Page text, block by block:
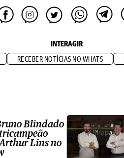
INTERAGIR
RECEBER NOTÍCIAS NO WHATS
Blindado
Lins no